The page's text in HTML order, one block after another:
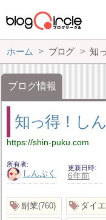
ホーム ブログ 知
ブログ情報
知っ得！し
https://shin-puku.com
所有者
しんぷく
更新日時
6年前
副業 760 ダイ